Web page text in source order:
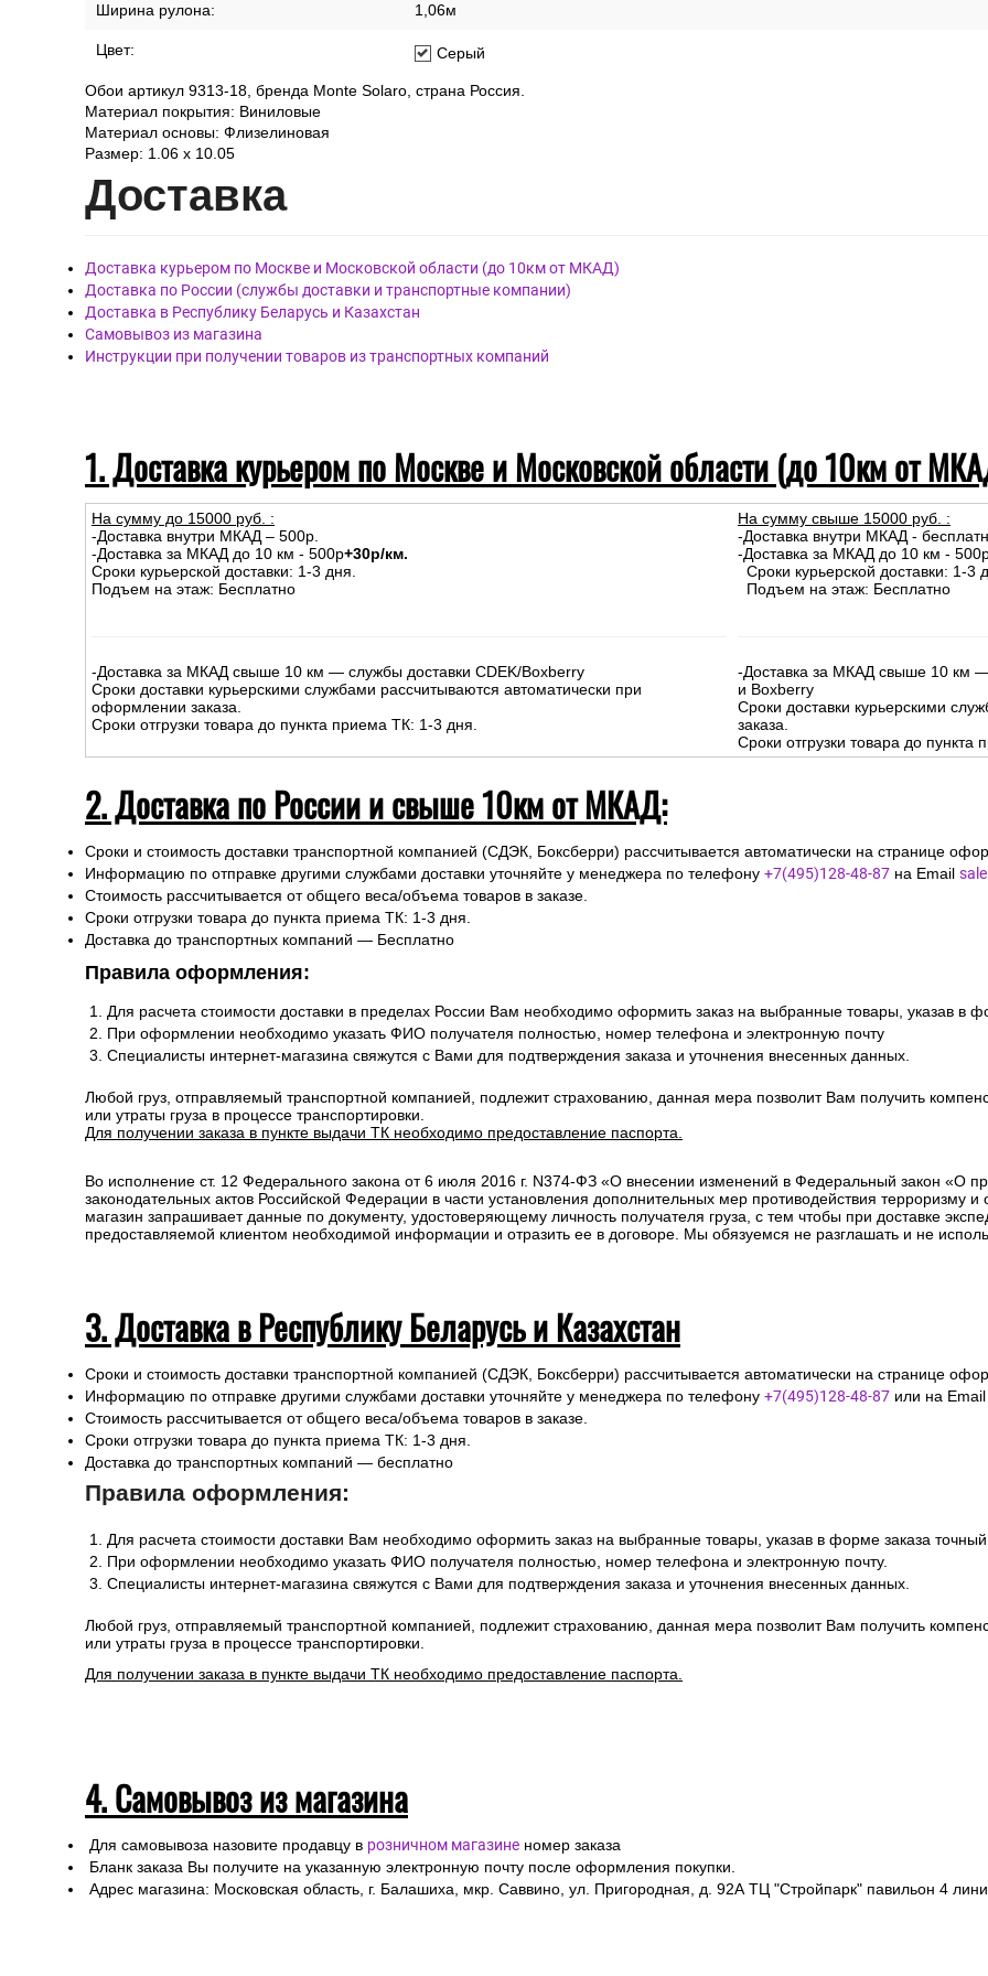
Ширина рулона: 1,06м
Цвет: Серый
Обои артикул 9313-18, бренда Monte Solaro, страна Россия.
Материал покрытия: Виниловые
Материал основы: Флизелиновая
Размер: 1.06 x 10.05
Доставка
Доставка курьером по Москве и Московской области (до 10км от МКАД)
Доставка по России (службы доставки и транспортные компании)
Доставка в Республику Беларусь и Казахстан
Самовывоз из магазина
Инструкции при получении товаров из транспортных компаний
1. Доставка курьером по Москве и Московской области (до 10км от
На сумму до 15000 руб. :
-Доставка внутри МКАД – 500р.
-Доставка за МКАД до 10 км - 500р+30р/км.
Сроки курьерской доставки: 1-3 дня.
Подъем на этаж: Бесплатно
-Доставка за МКАД свыше 10 км — службы доставки CDEK/Boxberry
Сроки доставки курьерскими службами рассчитываются автоматически при
оформлении заказа.
Сроки отгрузки товара до пункта приема ТК: 1-3 дня.
На сумму свыше 15000 руб. :
-Доставка внутри МКАД -
-Доставка за МКАД до 10 км -
Сроки курьерской доставки: 1-3
Подъем на этаж: Бесплатно
-Доставка за МКАД свыше 10 км —
и Boxberry
Сроки доставки курьерскими
заказа.
Сроки отгрузки товара до
2. Доставка по России и свыше 10км от МКАД:
Сроки и стоимость доставки транспортной компанией (СДЭК, Боксберри) рассчитывается автоматически на странице
Информацию по отправке другими службами доставки уточняйте у менеджера по телефону +7(495)128-48-87 на Email
Стоимость рассчитывается от общего веса/объема товаров в заказе.
Сроки отгрузки товара до пункта приема ТК: 1-3 дня.
Доставка до транспортных компаний — Бесплатно
Правила оформления:
Для расчета стоимости доставки в пределах России Вам необходимо оформить заказ на выбранные товары, указав в
При оформлении необходимо указать ФИО получателя полностью, номер телефона и электронную почту
Специалисты интернет-магазина свяжутся с Вами для подтверждения заказа и уточнения внесенных данных.
Любой груз, отправляемый транспортной компанией, подлежит страхованию, данная мера позволит Вам получить
или утраты груза в процессе транспортировки.
Для получении заказа в пункте выдачи ТК необходимо предоставление паспорта.
Во исполнение ст. 12 Федерального закона от 6 июля 2016 г. N374-ФЗ «О внесении изменений в Федеральный закон «О
законодательных актов Российской Федерации в части установления дополнительных мер противодействия терроризму
магазин запрашивает данные по документу, удостоверяющему личность получателя груза, с тем чтобы при доставке
предоставляемой клиентом необходимой информации и отразить ее в договоре. Мы обязуемся не разглашать и не
3. Доставка в Республику Беларусь и Казахстан
Сроки и стоимость доставки транспортной компанией (СДЭК, Боксберри) рассчитывается автоматически на странице
Информацию по отправке другими службами доставки уточняйте у менеджера по телефону +7(495)128-48-87 или на
Стоимость рассчитывается от общего веса/объема товаров в заказе.
Сроки отгрузки товара до пункта приема ТК: 1-3 дня.
Доставка до транспортных компаний — бесплатно
Правила оформления:
Для расчета стоимости доставки Вам необходимо оформить заказ на выбранные товары, указав в форме заказа
При оформлении необходимо указать ФИО получателя полностью, номер телефона и электронную почту.
Специалисты интернет-магазина свяжутся с Вами для подтверждения заказа и уточнения внесенных данных.
Любой груз, отправляемый транспортной компанией, подлежит страхованию, данная мера позволит Вам получить
или утраты груза в процессе транспортировки.
Для получении заказа в пункте выдачи ТК необходимо предоставление паспорта.
4. Самовывоз из магазина
Для самовывоза назовите продавцу в розничном магазине номер заказа
Бланк заказа Вы получите на указанную электронную почту после оформления покупки.
Адрес магазина: Московская область, г. Балашиха, мкр. Саввино, ул. Пригородная, д. 92А ТЦ "Стройпарк" павильон 4